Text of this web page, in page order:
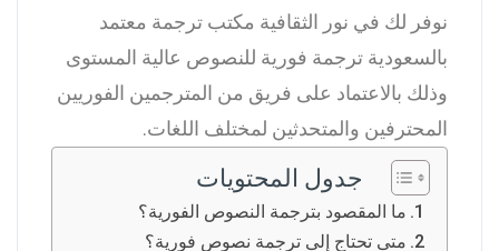
نوفر لك في نور الثقافية مكتب ترجمة معتمد
بالسعودية ترجمة فورية للنصوص عالية المستوى
وذلك بالاعتماد على فريق من المترجمين الفوريين
المحترفين والمتحدثين لمختلف اللغات.
جدول المحتويات
ما المقصود بترجمة النصوص الفورية؟
متى تحتاج إلى ترجمة نصوص فورية؟